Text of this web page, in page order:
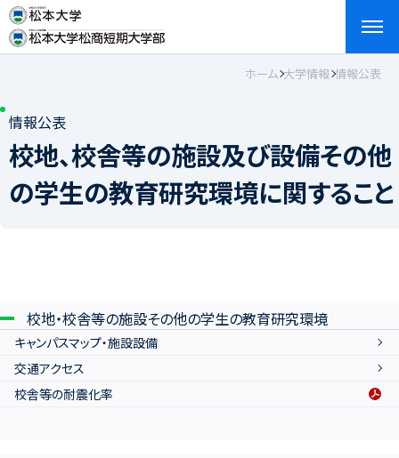
アクセス English
ホーム 大学情報 情報公表
情報公表
校地、校舎等の施設及び設備その他
の学生の教育研究環境に関すること
校地・校舎等の施設その他の学生の教育研究環境
キャンパスマップ・施設設備
交通アクセス
校舎等の耐震化率